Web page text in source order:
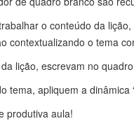
o conteúdo da
contextualizando o tema
lição, escrevam no
tema, apliquem a dinâmica
produtiva aula!